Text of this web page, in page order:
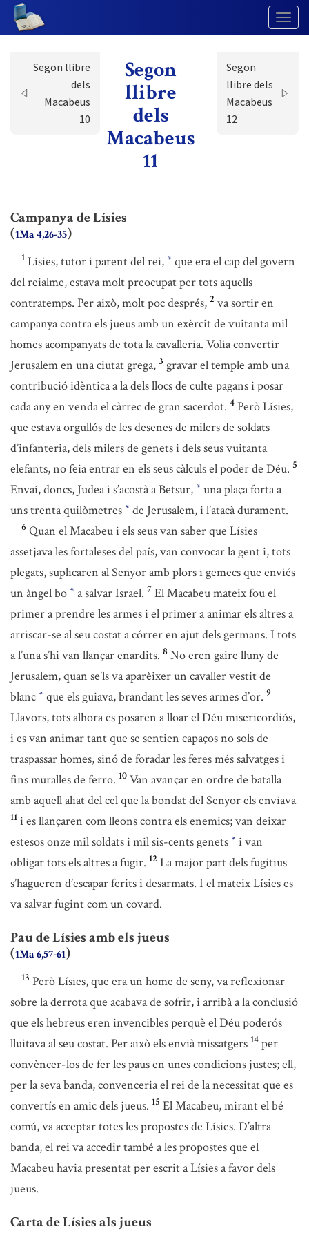
Segon llibre
dels
Macabeus
10
Segon
llibre
dels
Macabeus
11
Segon
llibre dels
Macabeus
12
Campanya de Lísies
(1Ma 4,26-35)
1 Lísies, tutor i parent del rei, * que era el cap del govern
del reialme, estava molt preocupat per tots aquells
contratemps. Per això, molt poc després, 2 va sortir en
campanya contra els jueus amb un exèrcit de vuitanta mil
homes acompanyats de tota la cavalleria. Volia convertir
Jerusalem en una ciutat grega, 3 gravar el temple amb una
contribució idèntica a la dels llocs de culte pagans i posar
cada any en venda el càrrec de gran sacerdot. 4 Però Lísies,
que estava orgullós de les desenes de milers de soldats
d’infanteria, dels milers de genets i dels seus vuitanta
elefants, no feia entrar en els seus càlculs el poder de Déu. 5
Envaí, doncs, Judea i s’acostà a Betsur, * una plaça forta a
uns trenta quilòmetres * de Jerusalem, i l’atacà durament.
6 Quan el Macabeu i els seus van saber que Lísies
assetjava les fortaleses del país, van convocar la gent i, tots
plegats, suplicaren al Senyor amb plors i gemecs que enviés
un àngel bo * a salvar Israel. 7 El Macabeu mateix fou el
primer a prendre les armes i el primer a animar els altres a
arriscar-se al seu costat a córrer en ajut dels germans. I tots
a l’una s’hi van llançar enardits. 8 No eren gaire lluny de
Jerusalem, quan se’ls va aparèixer un cavaller vestit de
blanc * que els guiava, brandant les seves armes d’or. 9
Llavors, tots alhora es posaren a lloar el Déu misericordiós,
i es van animar tant que se sentien capaços no sols de
traspassar homes, sinó de foradar les feres més salvatges i
fins muralles de ferro. 10 Van avançar en ordre de batalla
amb aquell aliat del cel que la bondat del Senyor els enviava
11 i es llançaren com lleons contra els enemics; van deixar
estesos onze mil soldats i mil sis-cents genets * i van
obligar tots els altres a fugir. 12 La major part dels fugitius
s’hagueren d’escapar ferits i desarmats. I el mateix Lísies es
va salvar fugint com un covard.
Pau de Lísies amb els jueus
(1Ma 6,57-61)
13 Però Lísies, que era un home de seny, va reflexionar
sobre la derrota que acabava de sofrir, i arribà a la conclusió
que els hebreus eren invencibles perquè el Déu poderós
lluitava al seu costat. Per això els envià missatgers 14 per
convèncer-los de fer les paus en unes condicions justes; ell,
per la seva banda, convenceria el rei de la necessitat que es
convertís en amic dels jueus. 15 El Macabeu, mirant el bé
comú, va acceptar totes les propostes de Lísies. D’altra
banda, el rei va accedir també a les propostes que el
Macabeu havia presentat per escrit a Lísies a favor dels
jueus.
Carta de Lísies als jueus